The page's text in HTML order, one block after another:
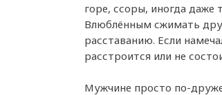
горе, ссоры, иногда даже
Влюблённым сжимать
расставанию. Если
расстроится или не
Мужчине просто по-